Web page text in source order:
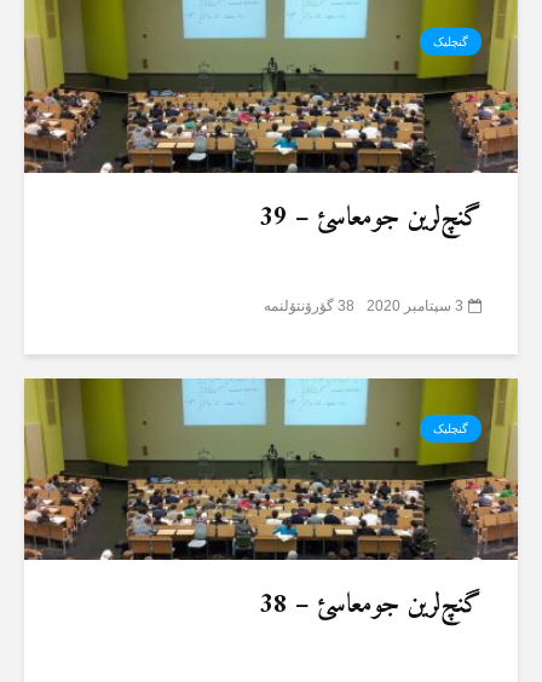
گنچلیک
گنچ‌لرین جومعاسئ – 39
3 سپتامبر 2020 38 گؤرۆنتۆلنمە
گنچلیک
گنچ‌لرین جومعاسئ – 38